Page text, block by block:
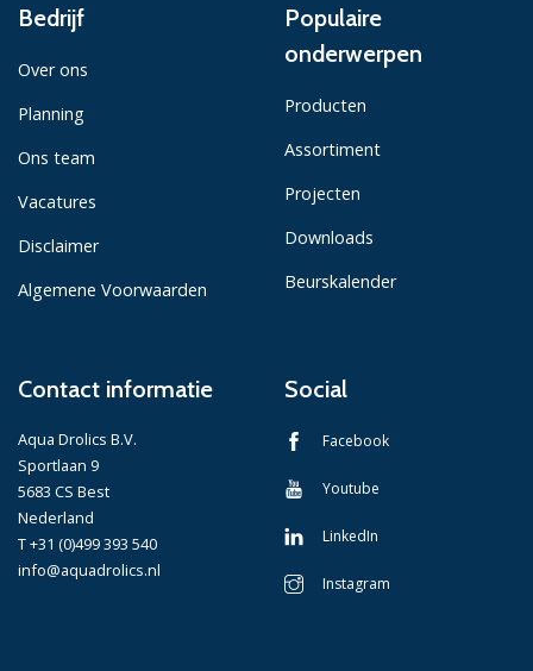
Bedrijf
Over ons
Planning
Ons team
Vacatures
Disclaimer
Algemene Voorwaarden
Populaire
onderwerpen
Producten
Assortiment
Projecten
Downloads
Beurskalender
Contact informatie
Aqua Drolics B.V.
Sportlaan 9
5683 CS Best
Nederland
T +31 (0)499 393 540
info@aquadrolics.nl
Social
Facebook
Youtube
LinkedIn
Instagram